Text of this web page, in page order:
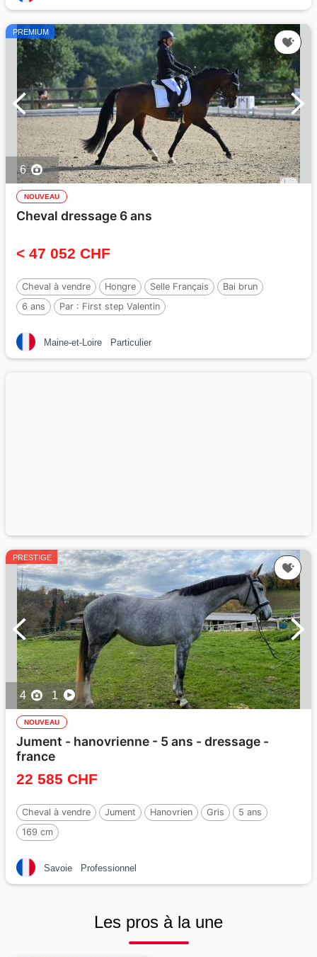
PREMIUM
6
NOUVEAU
Cheval dressage 6 ans
< 47 052 CHF
Cheval à vendre Hongre Selle Français
Bai brun
6 ans
Par : First step Valentin
Maine-et-Loire Particulier
PRESTIGE
4 1
NOUVEAU
Jument - hanovrienne - 5 ans - dressage -
france
22 585 CHF
Cheval à vendre Jument Hanovrien Gris
5 ans
169 cm
Savoie Professionnel
Les pros à la une